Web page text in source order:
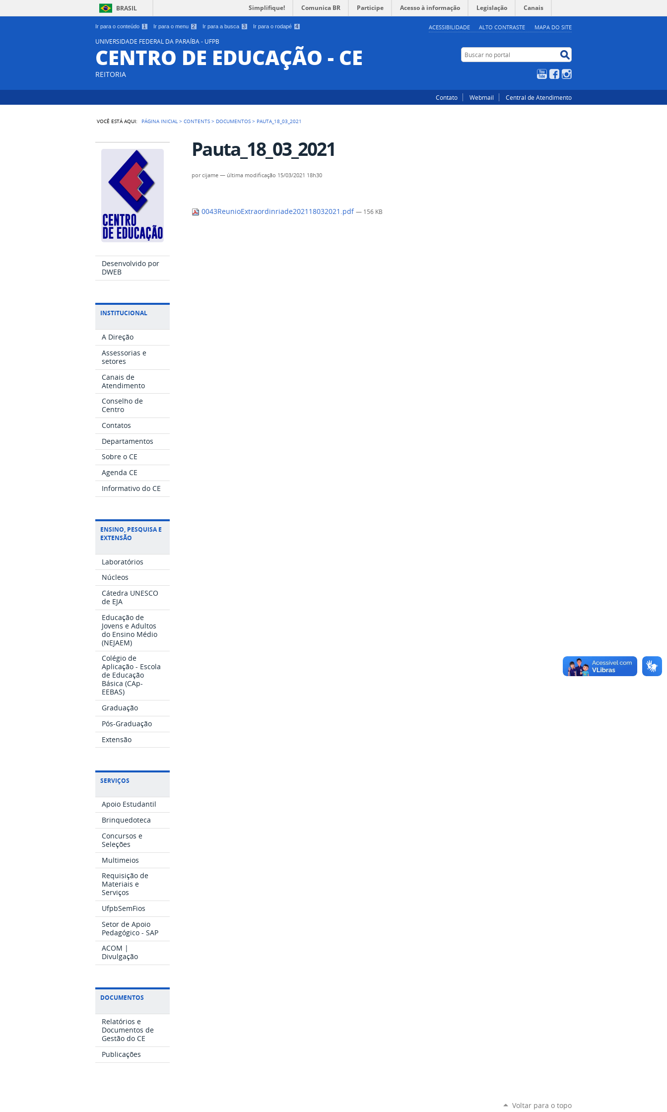
Ir para o conteúdo 1 Ir para o menu 2 Ir para a busca 3 Ir para o rodapé 4 ACESSIBILIDADE ALTO CONTRASTE MAPA DO SITE
BRASIL Simplifique! Comunica BR Participe Acesso à informação Legislação Canais
UNIVERSIDADE FEDERAL DA PARAÍBA - UFPB
CENTRO DE EDUCAÇÃO - CE
REITORIA
Buscar no portal
YouTubeFacebook
Contato Webmail Central de Atendimento
VOCÊ ESTÁ AQUI: PÁGINA INICIAL >CONTENTS > DOCUMENTOS > PAUTA_18_03_2021
Desenvolvido por
DWEB
INSTITUCIONAL
A Direção
Assessorias e
setores
Canais de
Atendimento
Conselho de
Centro
Contatos
Departamentos
Sobre o CE
Agenda CE
Informativo do CE
ENSINO, PESQUISA E
EXTENSÃO
Laboratórios
Núcleos
Cátedra UNESCO
de EJA
Educação de
Jovens e Adultos
do Ensino Médio
(NEJAEM)
Colégio de
Aplicação - Escola
de Educação
Básica (CAp-
EEBAS)
Graduação
Pós-Graduação
Extensão
SERVIÇOS
Apoio Estudantil
Brinquedoteca
Concursos e
Seleções
Multimeios
Requisição de
Materiais e
Serviços
UfpbSemFios
Setor de Apoio
Pedagógico - SAP
ACOM |
Divulgação
DOCUMENTOS
Relatórios e
Documentos de
Gestão do CE
Publicações
Pauta_18_03_2021
porcijame — última modificação 15/03/2021 18h30
0043ReunioExtraordinriade202118032021.pdf— 156 KB
Voltar para o topo